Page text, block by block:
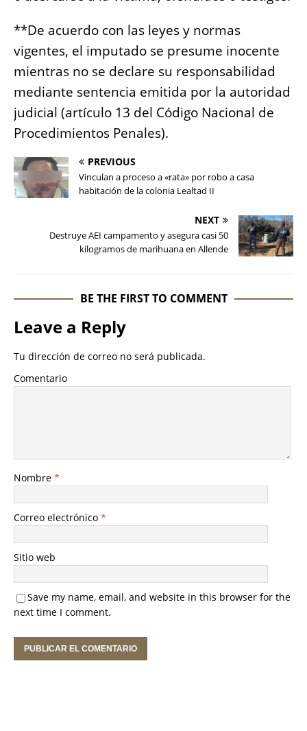
**De acuerdo con las leyes y normas
vigentes, el imputado se presume inocente
mientras no se declare su responsabilidad
mediante sentencia emitida por la autoridad
judicial (artículo 13 del Código Nacional de
Procedimientos Penales).
PREVIOUS
Vinculan a proceso a «rata» por robo a casa
habitación de la colonia Lealtad II
NEXT
Destruye AEI campamento y asegura casi 50
kilogramos de marihuana en Allende
BE THE FIRST TO COMMENT
Leave a Reply
Tu dirección de correo no será publicada.
Comentario
Nombre *
Correo electrónico *
Sitio web
Save my name, email, and website in this browser for the
next time I comment.